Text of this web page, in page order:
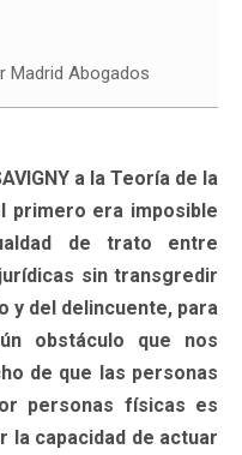
Madrid Abogados
a la Teoría de la
primero era imposible
de trato entre
sin transgredir
y del delincuente, para
obstáculo que nos
de que las personas
personas físicas es
la capacidad de actuar